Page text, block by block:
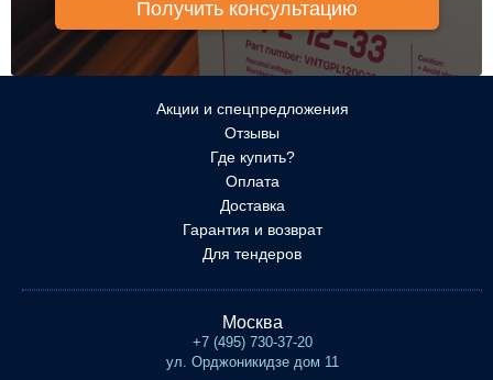
Акции и спецпредложения
Отзывы
Где купить?
Оплата
Доставка
Гарантия и возврат
Для тендеров
Москва
+7 (495) 730-37-20
ул. Орджоникидзе дом 11